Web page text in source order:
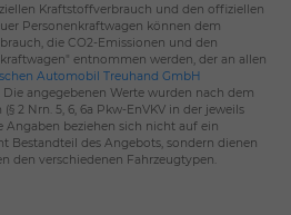
Kraftstoffverbrauch und den offiziellen
Personenkraftwagen können dem
die CO2-Emissionen und den
entnommen werden, der an allen
Automobil Treuhand GmbH
angegebenen Werte wurden nach dem
2 Nrn. 5, 6, 6a Pkw-EnVKV in der jeweils
Angaben beziehen sich nicht auf ein
Bestandteil des Angebots, sondern dienen
den verschiedenen Fahrzeugtypen.